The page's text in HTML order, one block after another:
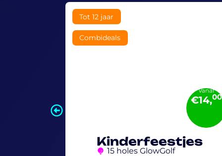
Vanaf
€14,00
Tot 12 jaar
Combideals
Kinderfeestjes
15 holes GlowGolf